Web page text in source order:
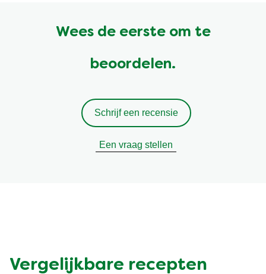
Wees de eerste om te
beoordelen.
Schrijf een recensie
Een vraag stellen
Vergelijkbare recepten